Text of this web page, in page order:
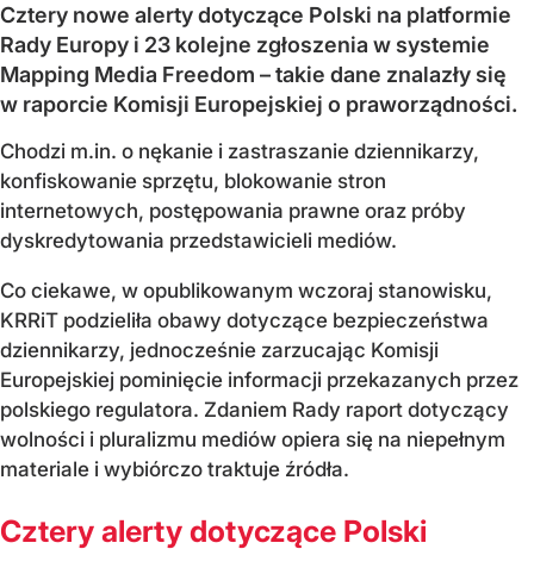
Cztery nowe alerty dotyczące Polski na platformie
Rady Europy i 23 kolejne zgłoszenia w systemie
Mapping Media Freedom – takie dane znalazły się
w raporcie Komisji Europejskiej o praworządności.
Chodzi m.in. o nękanie i zastraszanie dziennikarzy,
konfiskowanie sprzętu, blokowanie stron
internetowych, postępowania prawne oraz próby
dyskredytowania przedstawicieli mediów.
Co ciekawe, w opublikowanym wczoraj stanowisku,
KRRiT podzieliła obawy dotyczące bezpieczeństwa
dziennikarzy, jednocześnie zarzucając Komisji
Europejskiej pominięcie informacji przekazanych przez
polskiego regulatora. Zdaniem Rady raport dotyczący
wolności i pluralizmu mediów opiera się na niepełnym
materiale i wybiórczo traktuje źródła.
Cztery alerty dotyczące Polski